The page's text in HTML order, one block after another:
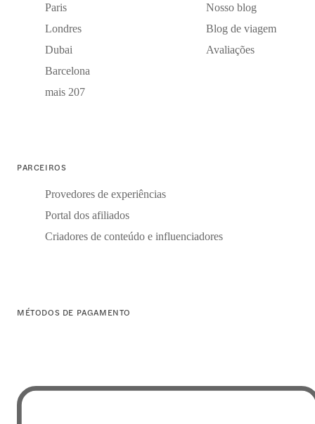
Paris
Londres
Dubai
Barcelona
mais 207
Nosso blog
Blog de viagem
Avaliações
PARCEIROS
Provedores de experiências
Portal dos afiliados
Criadores de conteúdo e influenciadores
MÉTODOS DE PAGAMENTO